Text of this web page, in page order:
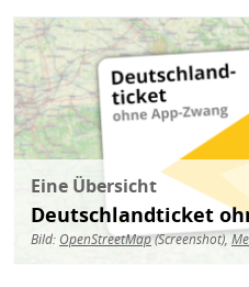
Bild
Eine Übersicht
Deutschlandticket
Bild: OpenStreetMap(Screenshot),